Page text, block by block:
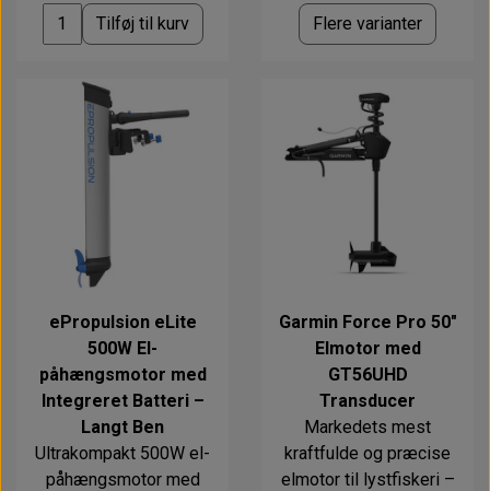
Landstrømskabler
Motorbeslag
instrumenter
Udlejning af bådudstyr
Forhandler login
Tilføj til kurv Flere varianter
ePropulsion eLite
500W El-
påhængsmotor med
Integreret Batteri –
Langt Ben
Ultrakompakt 500W el-
påhængsmotor med
Garmin Force Pro 50"
Elmotor med
GT56UHD
Transducer
Markedets mest
kraftfulde og præcise
elmotor til lystfiskeri –